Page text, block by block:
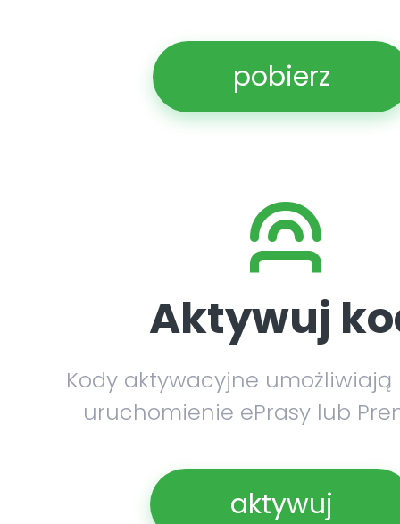
pobierz
Aktywuj
Kody aktywacyjne umożliwiają
uruchomienie ePrasy lub
aktywuj